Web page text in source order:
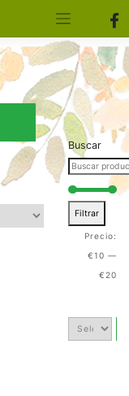
Buscar
Filtrar
Precio:
€10 —
€20